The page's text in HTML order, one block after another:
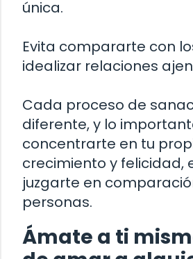
única.
Evita compararte con
idealizar relaciones
Cada proceso de
diferente, y lo
concentrarte en tu
crecimiento y felicidad,
juzgarte en
personas.
Ámate a ti